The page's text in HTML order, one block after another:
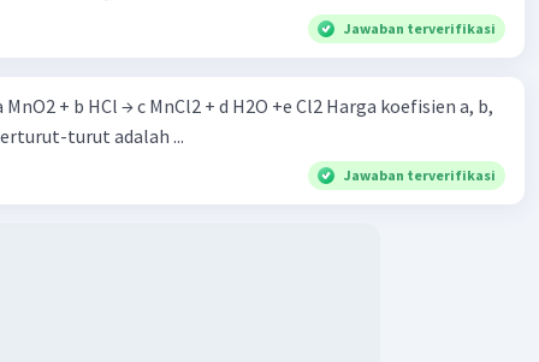
Jawaban terverifikasi
+ b HCl → c MnCl2 + d H2O +e Cl2 Harga koefisien a, b,
turut adalah ...
Jawaban terverifikasi